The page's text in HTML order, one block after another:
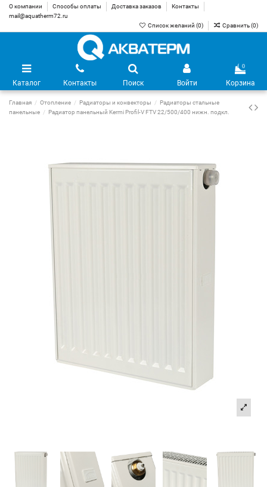
О компании Способы оплаты Доставка заказов
Контакты
mail@aquatherm72.ru
Список желаний (0) Сравнить (0)
Каталог Контакты Поиск Войти
0
Корзина
Главная Отопление Радиаторы и конвекторы
Радиаторы стальные
панельные
Радиатор панельный Kermi Profil-V FTV 22/500/400 нижн. подкл.